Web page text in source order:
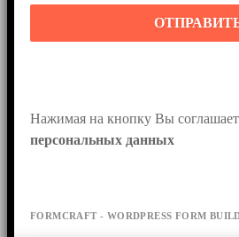
персональных данных
FORMCRAFT - WORDPRESS FORM